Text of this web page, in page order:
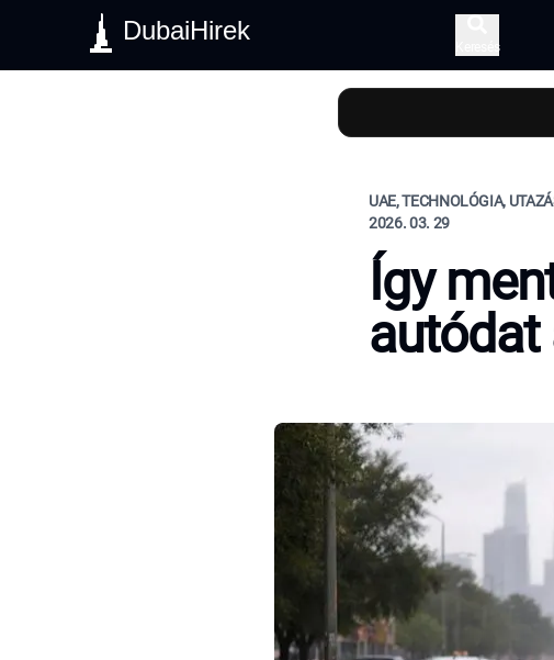
DubaiHirek
Keresés
UAE, TECHNOLÓGIA,
2026. 03. 29
Így
autódat